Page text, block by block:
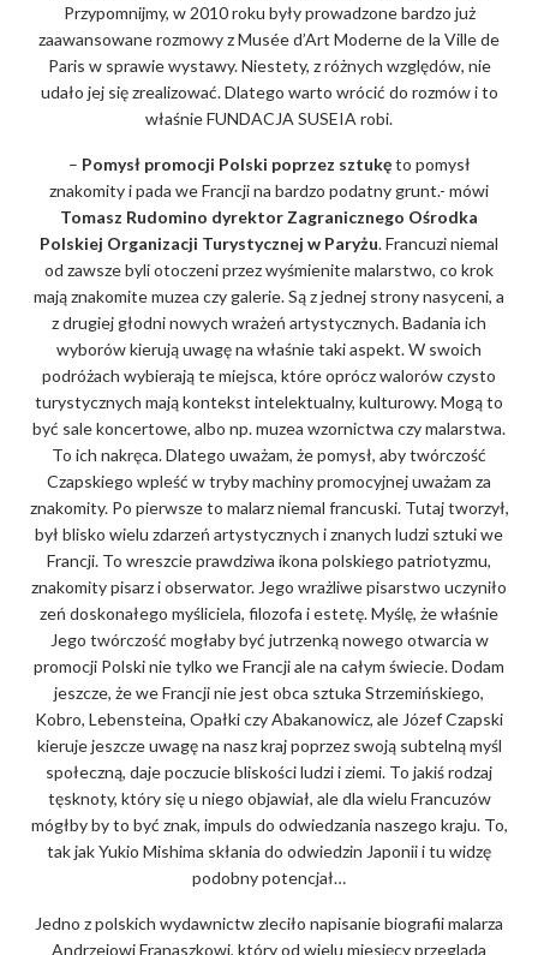
Przypomnijmy, w 2010 roku były prowadzone bardzo już
zaawansowane rozmowy z Musée d’Art Moderne de la Ville de
Paris w sprawie wystawy. Niestety, z różnych względów, nie
udało jej się zrealizować. Dlatego warto wrócić do rozmów i to
właśnie FUNDACJA SUSEIA robi.
– Pomysł promocji Polski poprzez sztukęto pomysł
znakomity i pada we Francji na bardzo podatny grunt.- mówi
Tomasz Rudomino dyrektor Zagranicznego Ośrodka
Polskiej Organizacji Turystycznej w Paryżu. Francuzi niemal
od zawsze byli otoczeni przez wyśmienite malarstwo, co krok
mają znakomite muzea czy galerie. Są z jednej strony nasyceni, a
z drugiej głodni nowych wrażeń artystycznych. Badania ich
wyborów kierują uwagę na właśnie taki aspekt. W swoich
podróżach wybierają te miejsca, które oprócz walorów czysto
turystycznych mają kontekst intelektualny, kulturowy. Mogą to
być sale koncertowe, albo np. muzea wzornictwa czy malarstwa.
To ich nakręca. Dlatego uważam, że pomysł, aby twórczość
Czapskiego wpleść w tryby machiny promocyjnej uważam za
znakomity. Po pierwsze to malarz niemal francuski. Tutaj tworzył,
był blisko wielu zdarzeń artystycznych i znanych ludzi sztuki we
Francji. To wreszcie prawdziwa ikona polskiego patriotyzmu,
znakomity pisarz i obserwator. Jego wrażliwe pisarstwo uczyniło
zeń doskonałego myśliciela, filozofa i estetę. Myślę, że właśnie
Jego twórczość mogłaby być jutrzenką nowego otwarcia w
promocji Polski nie tylko we Francji ale na całym świecie. Dodam
jeszcze, że we Francji nie jest obca sztuka Strzemińskiego,
Kobro, Lebensteina, Opałki czy Abakanowicz, ale Józef Czapski
kieruje jeszcze uwagę na nasz kraj poprzez swoją subtelną myśl
społeczną, daje poczucie bliskości ludzi i ziemi. To jakiś rodzaj
tęsknoty, który się u niego objawiał, ale dla wielu Francuzów
mógłby by to być znak, impuls do odwiedzania naszego kraju. To,
tak jak Yukio Mishima skłania do odwiedzin Japonii i tu widzę
podobny potencjał…
Jedno z polskich wydawnictw zleciło napisanie biografii malarza
Andrzejowi Franaszkowi, który od wielu miesięcy przegląda